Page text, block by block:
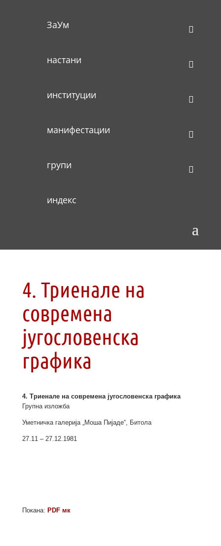
ЗаУм
настани
институции
манифестации
групи
индекс
4. Триенале на
современа
југословенска
графика
4. Триенале на современа југословенска графика
Групна изложба
Уметничка галерија „Моша Пијаде“, Битола
27.11 – 27.12.1981
Покана: PDF мк